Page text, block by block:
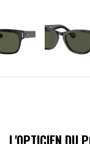
L'OPTICIEN DU